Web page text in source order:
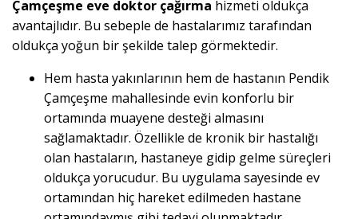
Çamçeşme eve doktor çağırma hizmeti oldukça
avantajlıdır. Bu sebeple de hastalarımız tarafından
oldukça yoğun bir şekilde talep görmektedir.
Hem hasta yakınlarının hem de hastanın Pendik
Çamçeşme mahallesinde evin konforlu bir
ortamında muayene desteği almasını
sağlamaktadır. Özellikle de kronik bir hastalığı
olan hastaların, hastaneye gidip gelme süreçleri
oldukça yorucudur. Bu uygulama sayesinde ev
ortamından hiç hareket edilmeden hastane